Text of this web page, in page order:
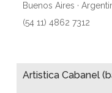
Buenos Aires ·
(54 11) 4862 7312
Artistica Cabanel